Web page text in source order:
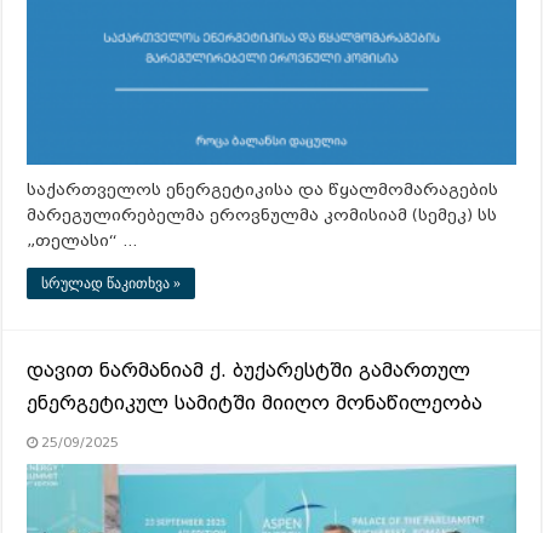
საქართველოს ენერგეტიკისა და წყალმომარაგების
მარეგულირებელმა ეროვნულმა კომისიამ (სემეკ) სს
„თელასი“ …
სრულად წაკითხვა »
დავით ნარმანიამ ქ. ბუქარესტში გამართულ
ენერგეტიკულ სამიტში მიიღო მონაწილეობა
25/09/2025